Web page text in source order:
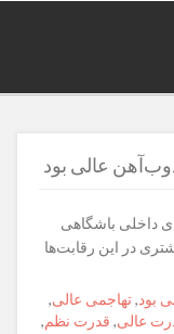
عالی‌ بود
داخلی باشگاهی
در این رقابت‌ها
بود,تهاجمی عالی‌,
عالی‌, قدرت نظم,